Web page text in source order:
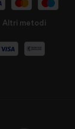
Altri metodi